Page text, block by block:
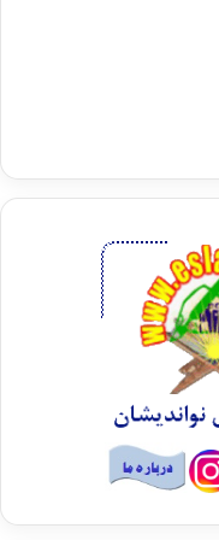
، پس بر دعا و نیایش در محضر
را در هنگام افطار دعا کن